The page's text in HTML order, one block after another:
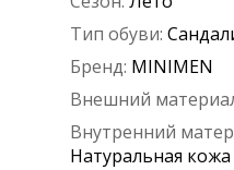
Тип обуви:
Бренд: MINIMEN
Внешний
Внутренний
Натуральная кожа